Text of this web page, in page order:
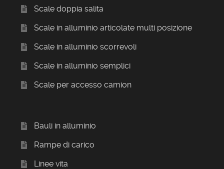
Scale doppia salita
Scale in alluminio articolate multi posizione
Scale in alluminio scorrevoli
Scale in alluminio semplici
Scale per accesso camion
Bauli in alluminio
Rampe di carico
Linee vita